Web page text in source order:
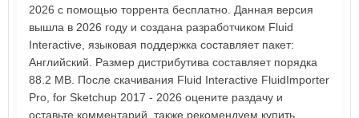
2026 с помощью торрента бесплатно. Данная версия
вышла в 2026 году и создана разработчиком Fluid
Interactive, языковая поддержка составляет пакет:
Английский. Размер дистрибутива составляет порядка
88.2 MB. После скачивания Fluid Interactive FluidImporter
Pro, for Sketchup 2017 - 2026 оцените раздачу и
оставьте комментарий, также рекомендуем купить